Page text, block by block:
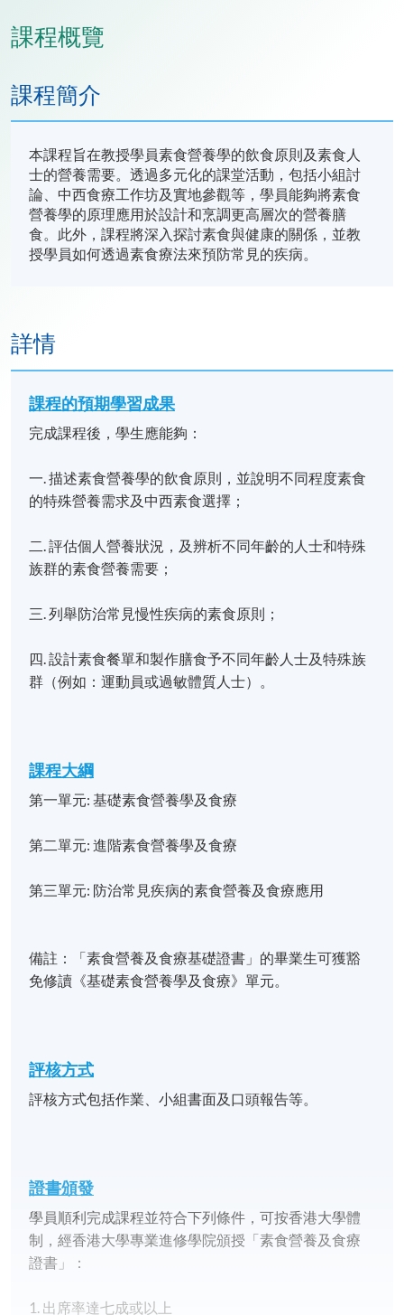
課程概覽
課程簡介
本課程旨在教授學員素食營養學的飲食原則及素食人
士的營養需要。透過多元化的課堂活動，包括小組討
論、中西食療工作坊及實地參觀等，學員能夠將素食
營養學的原理應用於設計和烹調更高層次的營養膳
食。此外，課程將深入探討素食與健康的關係，並教
授學員如何透過素食療法來預防常見的疾病。
詳情
課程的預期學習成果
完成課程後，學生應能夠：
一. 描述素食營養學的飲食原則，並說明不同程度素食
的特殊營養需求及中西素食選擇；
二. 評估個人營養狀況，及辨析不同年齡的人士和特殊
族群的素食營養需要；
三. 列舉防治常見慢性疾病的素食原則；
四. 設計素食餐單和製作膳食予不同年齡人士及特殊族
群（例如：運動員或過敏體質人士）。
課程大綱
第一單元: 基礎素食營養學及食療
第二單元: 進階素食營養學及食療
第三單元: 防治常見疾病的素食營養及食療應用
備註：「素食營養及食療基礎證書」的畢業生可獲豁
免修讀《基礎素食營養學及食療》單元。
評核方式
評核方式包括作業、小組書面及口頭報告等。
證書頒發
學員順利完成課程並符合下列條件，可按香港大學體
制，經香港大學專業進修學院頒授「素食營養及食療
證書」：
1. 出席率達七成或以上